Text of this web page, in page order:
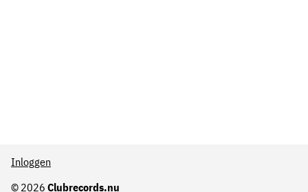
© 2026 Clubrecords.nu
Inloggen